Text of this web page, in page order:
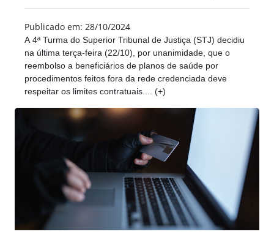
Publicado em: 28/10/2024
A 4ª Turma do Superior Tribunal de Justiça (STJ) decidiu
na última terça-feira (22/10), por unanimidade, que o
reembolso a beneficiários de planos de saúde por
procedimentos feitos fora da rede credenciada deve
respeitar os limites contratuais.... (+)